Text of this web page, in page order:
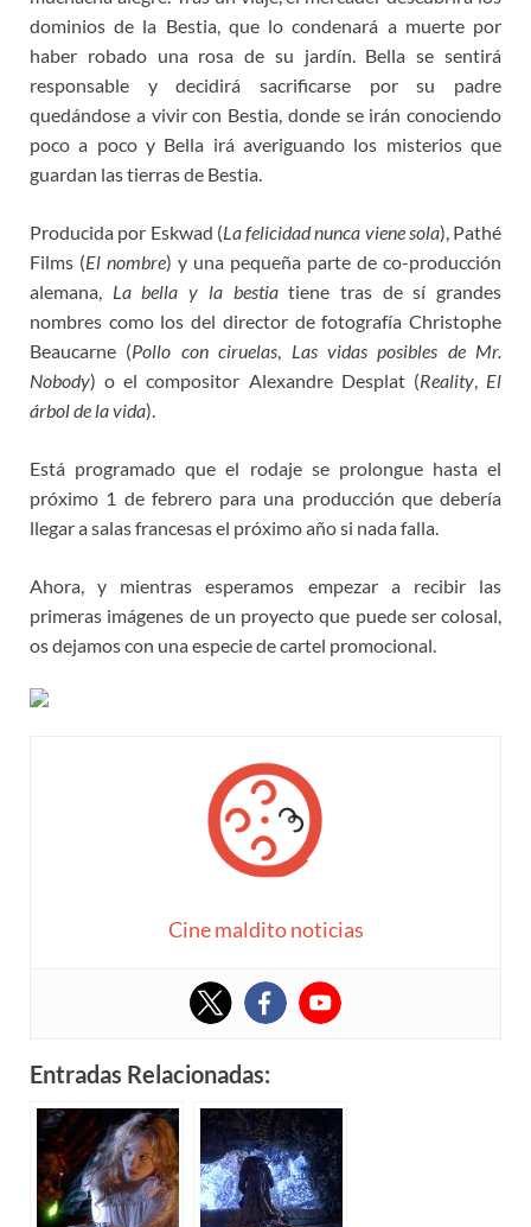
dominios de la Bestia, que lo condenará a muerte por
haber robado una rosa de su jardín. Bella se sentirá
responsable y decidirá sacrificarse por su padre
quedándose a vivir con Bestia, donde se irán conociendo
poco a poco y Bella irá averiguando los misterios que
guardan las tierras de Bestia.
Producida por Eskwad (La felicidad nunca viene sola), Pathé
Films (El nombre) y una pequeña parte de co-producción
alemana, La bella y la bestiatiene tras de sí grandes
nombres como los del director de fotografía Christophe
Beaucarne (Pollo con ciruelas, Las vidas posibles de Mr.
Nobody) o el compositor Alexandre Desplat (Reality, El
árbol de la vida).
Está programado que el rodaje se prolongue hasta el
próximo 1 de febrero para una producción que debería
llegar a salas francesas el próximo año si nada falla.
Ahora, y mientras esperamos empezar a recibir las
primeras imágenes de un proyecto que puede ser colosal,
os dejamos con una especie de cartel promocional.
Cine maldito noticias
Entradas Relacionadas: